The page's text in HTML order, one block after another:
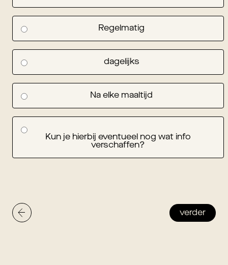
Regelmatig
dagelijks
Na elke maaltijd
Kun je hierbij eventueel nog wat info
verschaffen?